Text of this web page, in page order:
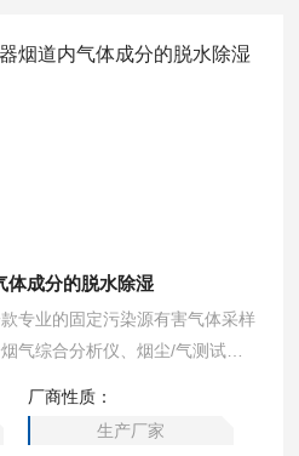
体成分的脱水除湿
专业的固定污染源有害气体采样
气综合分析仪、烟尘/气测试仪
烟气预处理器烟道内气体成分的
厂商性质：
生产厂家